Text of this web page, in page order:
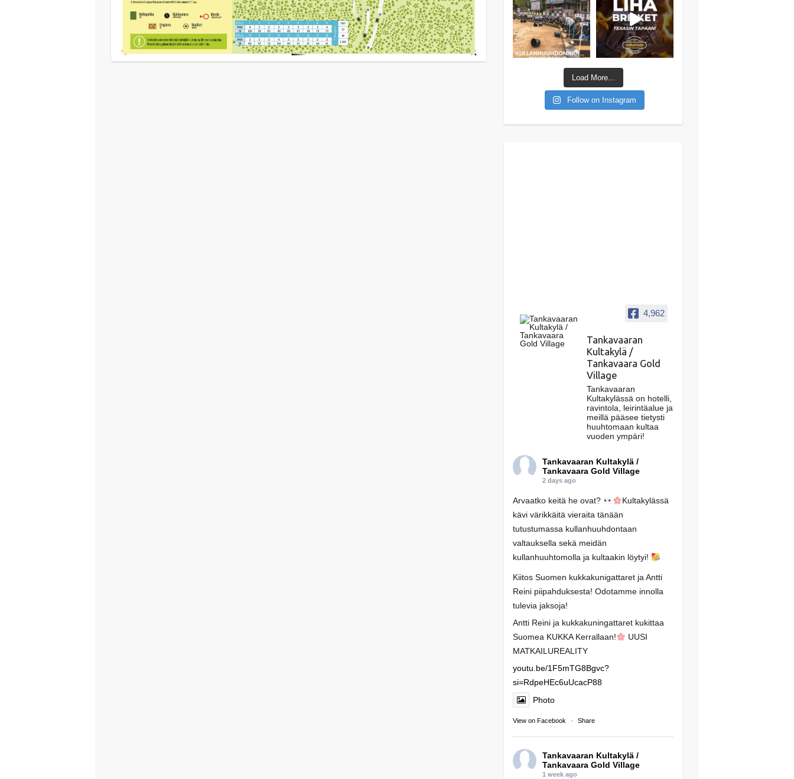
Load More...
Follow on Instagram
4,962
Tankavaaran
Kultakylä /
Tankavaara Gold
Village
Tankavaaran
Kultakylässä on hotelli,
ravintola, leirintäalue ja
meillä pääsee tietysti
huuhtomaan kultaa
vuoden ympäri!
Tankavaaran Kultakylä /
Tankavaara Gold Village
2 days ago
Arvaatko keitä he ovat?
Kultakylässä
kävi värikkäitä vieraita tänään
tutustumassa kullanhuuhdontaan
valtauksella sekä meidän
kullanhuuhtomolla ja kultaakin löytyi!
Kiitos Suomen kukkakunigattaret ja Antti
Reini piipahduksesta! Odotamme innolla
tulevia jaksoja!
Antti Reini ja kukkakuningattaret kukittaa
Suomea KUKKA Kerrallaan!
UUSI
MATKAILUREALITY
youtu.be/1F5mTG8Bgvc?
si=RdpeHEc6uUcacP88
Photo
View on Facebook · Share
Tankavaaran Kultakylä /
Tankavaara Gold Village
1 week ago